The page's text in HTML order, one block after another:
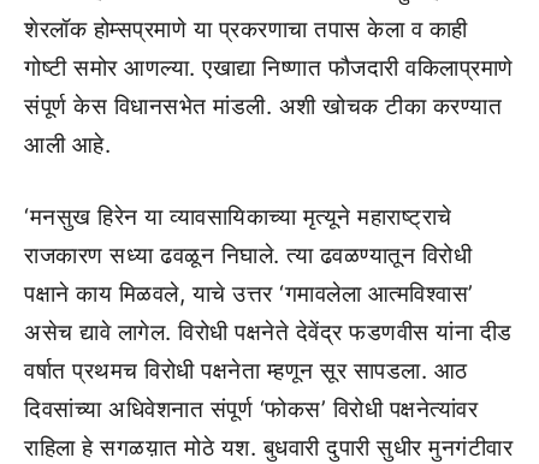
शेरलॉक होम्सप्रमाणे या प्रकरणाचा तपास केला व काही
गोष्टी समोर आणल्या. एखाद्या निष्णात फौजदारी वकिलाप्रमाणे
संपूर्ण केस विधानसभेत मांडली. अशी खोचक टीका करण्यात
आली आहे.
‘मनसुख हिरेन या व्यावसायिकाच्या मृत्यूने महाराष्ट्राचे
राजकारण सध्या ढवळून निघाले. त्या ढवळण्यातून विरोधी
पक्षाने काय मिळवले, याचे उत्तर ‘गमावलेला आत्मविश्वास’
असेच द्यावे लागेल. विरोधी पक्षनेते देवेंद्र फडणवीस यांना दीड
वर्षात प्रथमच विरोधी पक्षनेता म्हणून सूर सापडला. आठ
दिवसांच्या अधिवेशनात संपूर्ण ‘फोकस’ विरोधी पक्षनेत्यांवर
राहिला हे सगळय़ात मोठे यश. बुधवारी दुपारी सुधीर मुनगंटीवार